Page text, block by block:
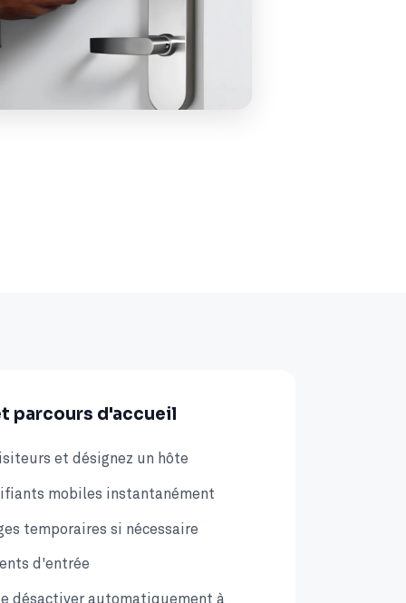
parcours d'accueil
et désignez un hôte
mobiles instantanément
temporaires si nécessaire
d'entrée
désactiver automatiquement à